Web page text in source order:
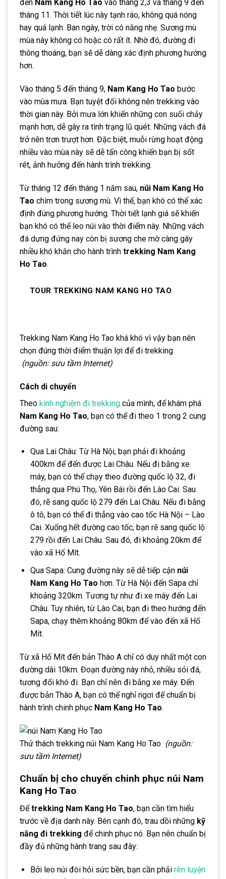
đến Nam Kang Ho Tao vào tháng 2,3 và tháng 9 đến
tháng 11. Thời tiết lúc này tạnh ráo, không quá nóng
hay quá lạnh. Ban ngày, trời có nắng nhẹ. Sương mù
mùa này không có hoặc có rất ít. Nhờ đó, đường đi
thông thoáng, bạn sẽ dễ dàng xác định phương hướng
hơn.
Vào tháng 5 đến tháng 9, Nam Kang Ho Tao bước
vào mùa mưa. Bạn tuyệt đối không nên trekking vào
thời gian này. Bởi mưa lớn khiến những con suối chảy
mạnh hơn, dễ gây ra tình trạng lũ quét. Những vách đá
trở nên trơn trượt hơn. Đặc biệt, muỗi rừng hoạt động
nhiều vào mùa này sẽ dễ tấn công khiến bạn bị sốt
rét, ảnh hưởng đến hành trình trekking.
Từ tháng 12 đến tháng 1 năm sau, núi Nam Kang Ho
Tao chìm trong sương mù. Vì thế, bạn khó có thể xác
định đúng phương hướng. Thời tiết lạnh giá sẽ khiến
bạn khó có thể leo núi vào thời điểm này. Những vách
đá dựng đứng nay còn bị sương che mờ càng gây
nhiều khó khăn cho hành trình trekking Nam Kang
Ho Tao.
TOUR TREKKING NAM KANG HO TAO
Trekking Nam Kang Ho Tao khá khó vì vậy bạn nên
chọn đúng thời điểm thuận lợi để đi trekking
(nguồn: sưu tầm Internet)
Cách di chuyển
Theo kinh nghiệm đi trekking của mình, để khám phá
Nam Kang Ho Tao, bạn có thể đi theo 1 trong 2 cung
đường sau:
Qua Lai Châu: Từ Hà Nội, bạn phải đi khoảng
400km để đến được Lai Châu. Nếu đi bằng xe
máy, bạn có thể chạy theo đường quốc lộ 32, đi
thẳng qua Phú Thọ, Yên Bái rồi đến Lào Cai. Sau
đó, rẽ sang quốc lộ 279 đến Lai Châu. Nếu đi bằng
ô tô, bạn có thể đi thẳng vào cao tốc Hà Nội – Lào
Cai. Xuống hết đường cao tốc, bạn rẽ sang quốc lộ
279 rồi đến Lai Châu. Sau đó, đi khoảng 20km để
vào xã Hố Mít.
Qua Sapa: Cung đường này sẽ dễ tiếp cận núi
Nam Kang Ho Tao hơn. Từ Hà Nội đến Sapa chỉ
khoảng 320km. Tương tự như đi xe máy đến Lai
Châu. Tuy nhiên, từ Lào Cai, bạn đi theo hướng đến
Sapa, chạy thêm khoảng 80km để vào đến xã Hố
Mít.
Từ xã Hố Mít đến bản Thào A chỉ có duy nhất một con
đường dài 10km. Đoạn đường này nhỏ, nhiều sỏi đá,
tương đối khó đi. Bạn chỉ nên đi bằng xe máy. Đến
được bản Thào A, bạn có thể nghỉ ngơi để chuẩn bị
hành trình chinh phục Nam Kang Ho Tao.
Thử thách trekking núi Nam Kang Ho Tao (nguồn:
sưu tầm Internet)
Chuẩn bị cho chuyến chinh phục núi Nam
Kang Ho Tao
Đểtrekking Nam Kang Ho Tao, bạn cần tìm hiểu
trước về địa danh này. Bên cạnh đó, trau dồi những kỹ
năng đi trekking để chinh phục nó. Bạn nên chuẩn bị
đầy đủ những hành trang sau đây:
Bởi leo núi đòi hỏi sức bền, bạn cần phải rèn luyện